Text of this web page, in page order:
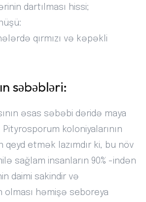
dartılması hissi;
qırmızı və kəpəkli
səbəbləri:
əsas səbəbi dəridə maya
koloniyalarının
qeyd etmək lazımdır ki, bu növ
sağlam insanların 90% -indən
daimi sakindir və
olması həmişə seboreya